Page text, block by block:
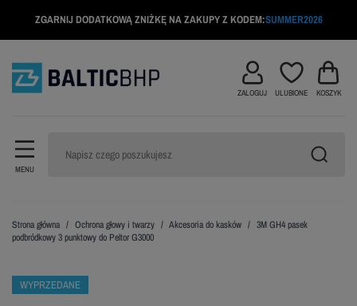
ZGARNIJ DODATKOWĄ ZNIŻKĘ NA ZAKUPY Z KODEM:SUMMER2026
MENU
ZALOGUJ ULUBIONE KOSZYK
Strona główna Ochrona głowy i twarzy Akcesoria do kasków
3M GH4 pasek
podbródkowy 3 punktowy do Peltor G3000
WYPRZEDANE